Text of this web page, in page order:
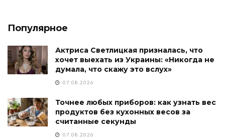
Популярное
Актриса Светлицкая призналась, что
хочет выехать из Украины: «Никогда не
думала, что скажу это вслух»
07.08.2026
Точнее любых приборов: как узнать вес
продуктов без кухонных весов за
считанные секунды
07.08.2026